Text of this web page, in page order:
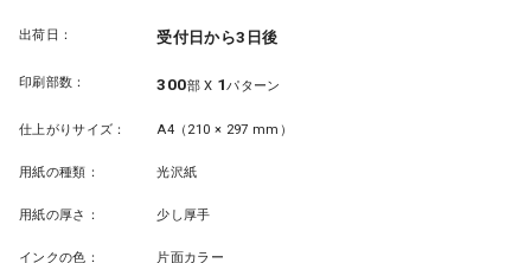
出荷日： 受付日から3日後
印刷部数： 300部 X 1パターン
仕上がりサイズ： A4（210 × 297 mm）
用紙の種類： 光沢紙
用紙の厚さ： 少し厚手
インクの色： 片面カラー